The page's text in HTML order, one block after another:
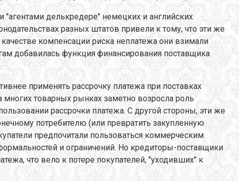
делькредере" немецких и английских
разных штатов привели к тому, что эти же
компенсации риска неплатежа они взимали
добавилась функция финансирования поставщика
применять рассрочку платежа при поставках
товарных рынках заметно возросла роль
рассрочки платежа. С другой стороны, эти же
потребителю (или превратить закупленную
предпочитали пользоваться коммерческим
и ограничений. Но кредиторы-поставщики
что вело к потере покупателей, "уходивших" к